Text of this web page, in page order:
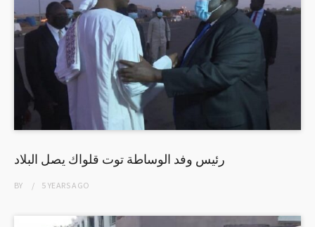
رئيس وفد الوساطة توت قلواك يصل البلاد
BY 5 YEARSAGO